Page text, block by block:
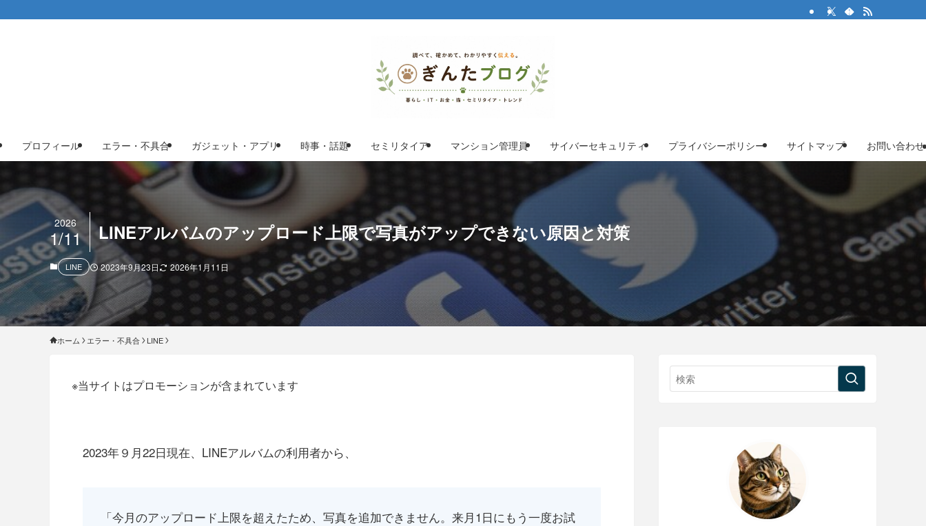
プロフィール エラー・不具合 ガジェット・アプリ 時事・話題 セミリタイア マンション管理員 サイバーセキュリティ プライバシーポリシー サイトマップ お問い合わせ
LINEアルバムのアップロード上限で写真がアップできない原因と対策
2026
1/11
LINE 2023年9月23日 2026年1月11日
ホーム エラー・不具合 LINE
※当サイトはプロモーションが含まれています
2023年９月22日現在、LINEアルバムの利用者から、
「今月のアップロード上限を超えたため、写真を追加できません。来月1日にもう一度お試